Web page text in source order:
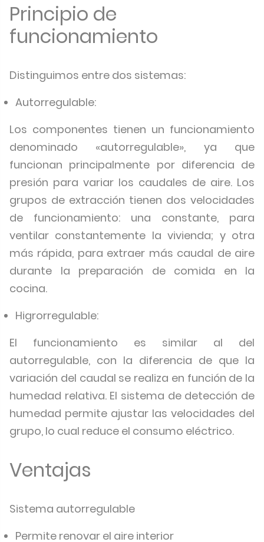
Principio de
funcionamiento
Distinguimos entre dos sistemas:
Autorregulable:
Los componentes tienen un funcionamiento
denominado «autorregulable», ya que
funcionan principalmente por diferencia de
presión para variar los caudales de aire. Los
grupos de extracción tienen dos velocidades
de funcionamiento: una constante, para
ventilar constantemente la vivienda; y otra
más rápida, para extraer más caudal de aire
durante la preparación de comida en la
cocina.
Higrorregulable:
El funcionamiento es similar al del
autorregulable, con la diferencia de que la
variación del caudal se realiza en función de la
humedad relativa. El sistema de detección de
humedad permite ajustar las velocidades del
grupo, lo cual reduce el consumo eléctrico.
Ventajas
Sistema autorregulable
Permite renovar el aire interior